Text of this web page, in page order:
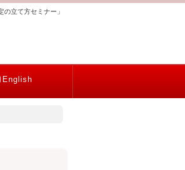
立て方セミナー」
English